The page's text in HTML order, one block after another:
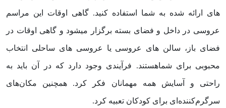
های ارائه شده به شما استفاده کنید. گاهی اوقات این مراسم
عروسی در داخل و فضای بسته برگزار میشود و گاهی اوقات در
فضای باز، سالن های عروسی یا عروسی های ساحلی انتخاب
محبوبی برای شماهستند. فرآیندی وجود دارد که در آن باید به
راحتی و آسایش همه مهمانان فکر کرد. همچنین مکان‌های
سرگرم‌کننده‌ای برای کودکان تعبیه کرد.